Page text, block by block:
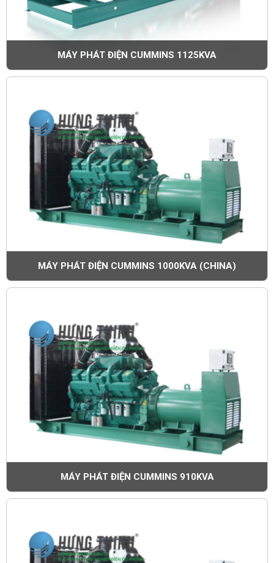
MÁY PHÁT ĐIỆN CUMMINS 1125KVA
MÁY PHÁT ĐIỆN CUMMINS 1000KVA (CHINA)
MÁY PHÁT ĐIỆN CUMMINS 910KVA